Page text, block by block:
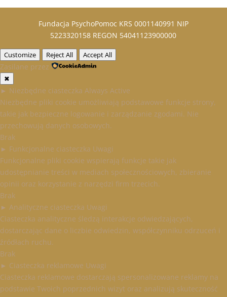
Fundacja PsychoPomoc KRS 0001140991 NIP
5223320158 REGON 54041123900000
Customize Reject All Accept All
Zasilane przez
✖
► Niezbędne ciasteczka Always Active
Niezbędne pliki cookie umożliwiają podstawowe funkcje strony,
takie jak bezpieczne logowanie i zarządzanie zgodami. Nie
przechowują danych osobowych.
Brak
► Funkcjonalne ciasteczka Uwagi
Funkcjonalne pliki cookie wspierają funkcje takie jak
udostępnianie treści w mediach społecznościowych, zbieranie
opinii oraz korzystanie z narzędzi firm trzecich.
Brak
► Analityczne ciasteczka Uwagi
Ciasteczka analityczne śledzą interakcje odwiedzających,
dostarczając dane o liczbie odwiedzin, współczynniku odrzuceń i
źródłach ruchu.
Brak
► Ciasteczka reklamowe Uwagi
Ciasteczka reklamowe dostarczają spersonalizowane reklamy na
podstawie Twoich poprzednich wizyt oraz analizują skuteczność